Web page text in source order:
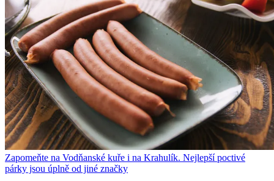
Zapomeňte na Vodňanské kuře i na Krahulík. Nejlepší poctivé
párky jsou úplně od jiné značky